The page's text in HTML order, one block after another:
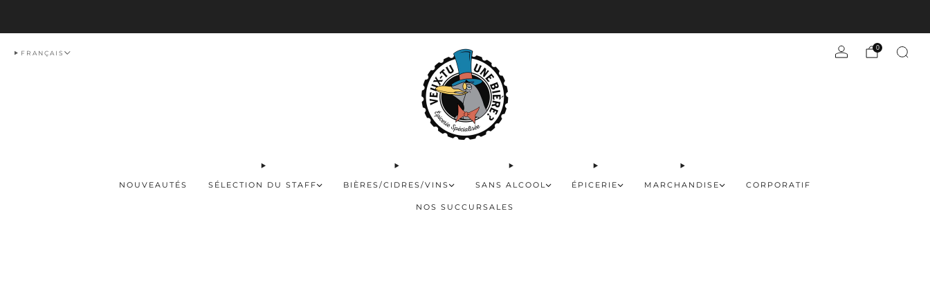
NOUVEAUTÉS SÉLECTION DU STAFF BIÈRES/CIDRES/VINS SANS ALCOOL ÉPICERIE MARCHANDISE CORPORATIF
NOS SUCCURSALES
FRANÇAIS
0